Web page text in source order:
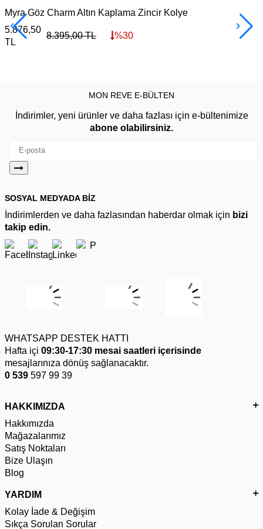
Myra Göz Charm Altın Kaplama Zincir Kolye
5.876,50
TL
8.395,00TL %30
MON REVE E-BÜLTEN
İndirimler, yeni ürünler ve daha fazlası için e-bültenimize
abone olabilirsiniz.
SOSYAL MEDYADA BİZ
İndirimlerden ve daha fazlasından haberdar olmak için bizi
takip edin.
WHATSAPP DESTEK HATTI
Hafta içi 09:30-17:30 mesai saatleri içerisinde
mesajlarınıza dönüş sağlanacaktır.
0 539 597 99 39
HAKKIMIZDA
Hakkımızda
Mağazalarımız
Satış Noktaları
Bize Ulaşın
Blog
YARDIM
Kolay İade & Değişim
Sıkça Sorulan Sorular